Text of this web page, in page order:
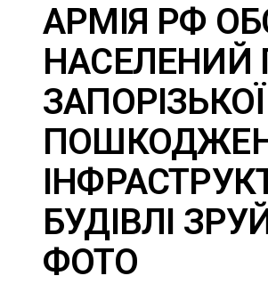
АРМІЯ РФ
НАСЕЛЕНИЙ
БУДІВЛІ
ФОТО